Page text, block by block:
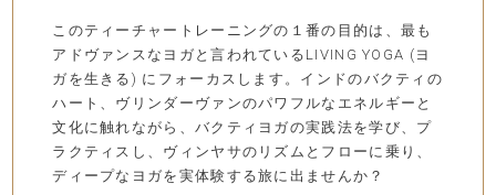
このティーチャートレーニングの１番の目的は、最も
アドヴァンスなヨガと言われているLIVING YOGA (ヨ
ガを生きる) にフォーカスします。インドのバクティの
ハート、ヴリンダーヴァンのパワフルなエネルギーと
文化に触れながら、バクティヨガの実践法を学び、プ
ラクティスし、ヴィンヤサのリズムとフローに乗り、
ディープなヨガを実体験する旅に出ませんか？